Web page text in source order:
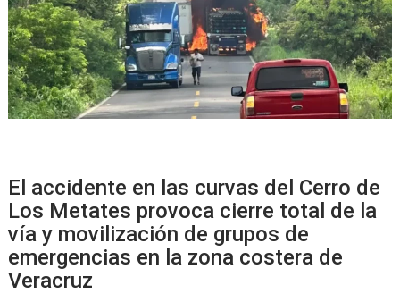
El accidente en las curvas del Cerro de
Los Metates provoca cierre total de la
vía y movilización de grupos de
emergencias en la zona costera de
Veracruz